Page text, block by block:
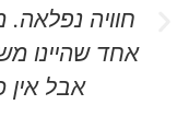
חוויה
אחד שהיינו
אבל אין